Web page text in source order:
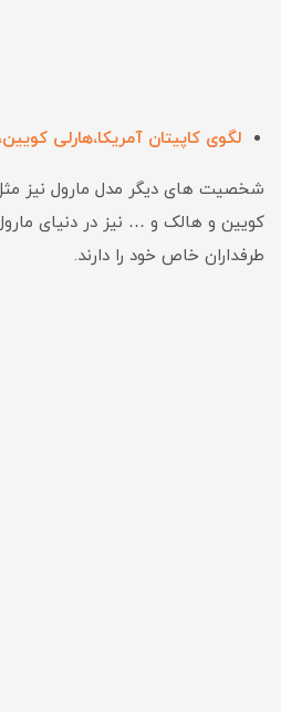
لگوی کاپیتان آمریکا،هارلی
شخصیت های دیگر مدل مارول نیز مثل
کویین و هالک و … نیز در دنیای
طرفداران خاص خود را دارند.